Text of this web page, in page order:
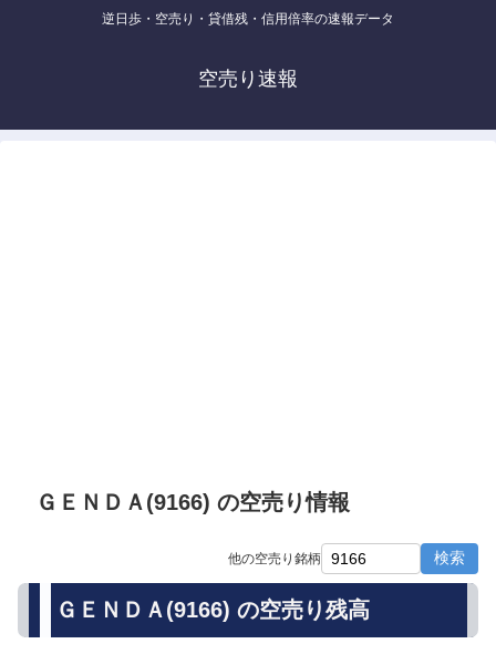
逆日歩・空売り・貸借残・信用倍率の速報データ
空売り速報
ＧＥＮＤＡ(9166) の空売り情報
他の空売り銘柄 検索
ＧＥＮＤＡ(9166) の空売り残高